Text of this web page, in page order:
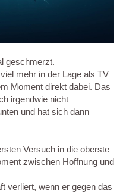
geschmerzt.
mehr in der Lage als TV
Moment direkt dabei. Das
irgendwie nicht
und hat sich dann
Versuch in die oberste
zwischen Hoffnung und
verliert, wenn er gegen das